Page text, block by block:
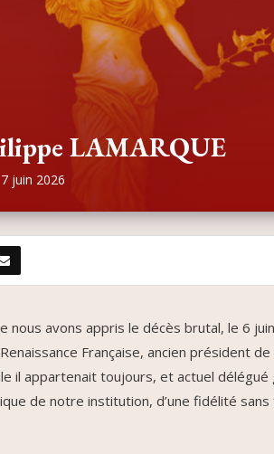
LAMARQUE
7 juin 2026
nous avons appris le décès brutal, le 6
Française, ancien président
il appartenait toujours, et actuel
de notre institution, d’une fidélité